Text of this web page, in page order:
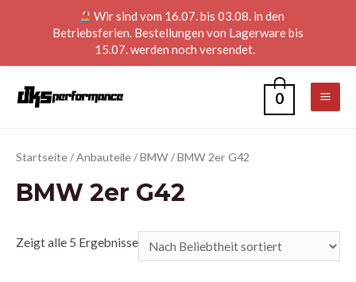
0
Startseite/Anbauteile/BMW/ BMW 2er G42
BMW 2er G42
Zeigt alle 5 Ergebnisse
Wir sind vom 16.07. bis 03.08. in den
Betriebsferien. Bestellungen von Lagerware bis
15.07. werden noch versendet.